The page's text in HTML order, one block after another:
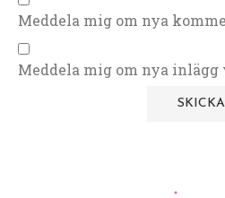
Meddela mig om nya
Meddela mig om nya inlägg